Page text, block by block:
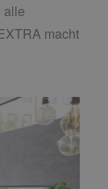
alle
macht